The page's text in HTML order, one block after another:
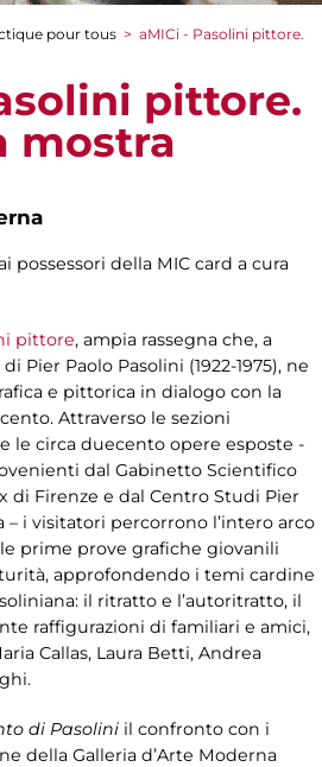
pour tous > aMICi - Pasolini pittore.
pittore.
mostra
possessori della MIC card a cura
pittore, ampia rassegna che, a
Pier Paolo Pasolini (1922-1975), ne
e pittorica in dialogo con la
Attraverso le sezioni
le circa duecento opere esposte -
dal Gabinetto Scientifico
di Firenze e dal Centro Studi Pier
– i visitatori percorrono l’intero arco
prime prove grafiche giovanili
approfondendo i temi cardine
il ritratto e l’autoritratto, il
raffigurazioni di familiari e amici,
Callas, Laura Betti, Andrea
di Pasolini il confronto con i
della Galleria d’Arte Moderna